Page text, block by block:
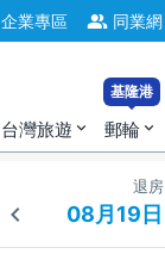
企業專區 group 同業網
台灣旅遊 expand_more
基隆港
郵輪 expand_more
退房